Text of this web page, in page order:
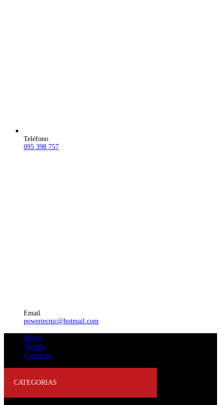
Teléfono
095 398 757
Email
powertecnic@hotmail.com
Inicio
Tienda
Contacto
CATEGORIAS